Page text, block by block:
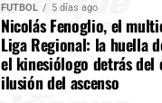
FÚTBOL 5 días ago
Nicolás Fenoglio, el
Liga Regional: la huella
el kinesiólogo detrás del
ilusión del ascenso